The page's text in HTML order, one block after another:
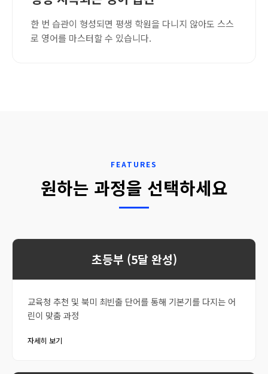
한 번 습관이 형성되면 평생 학원을 다니지 않아도 스스
로 영어를 마스터할 수 있습니다.
FEATURES
원하는 과정을 선택하세요
초등부 (5달 완성)
교육청 추천 및 북미 최빈출 단어를 통해 기본기를 다지는 어
린이 맞춤 과정
자세히 보기